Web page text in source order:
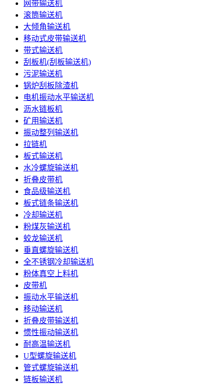
网带输送机
滚筒输送机
大倾角输送机
移动式皮带输送机
带式输送机
刮板机(刮板输送机)
污泥输送机
锅炉刮板除渣机
电机振动水平输送机
沥水链板机
矿用输送机
振动整列输送机
拉链机
板式输送机
水冷螺旋输送机
折叠皮带机
食品级输送机
板式链条输送机
冷却输送机
粉煤灰输送机
蛟龙输送机
垂直螺旋输送机
全不锈钢冷却输送机
粉体真空上料机
皮带机
振动水平输送机
移动输送机
折叠皮带输送机
惯性振动输送机
耐高温输送机
U型螺旋输送机
管式螺旋输送机
链板输送机